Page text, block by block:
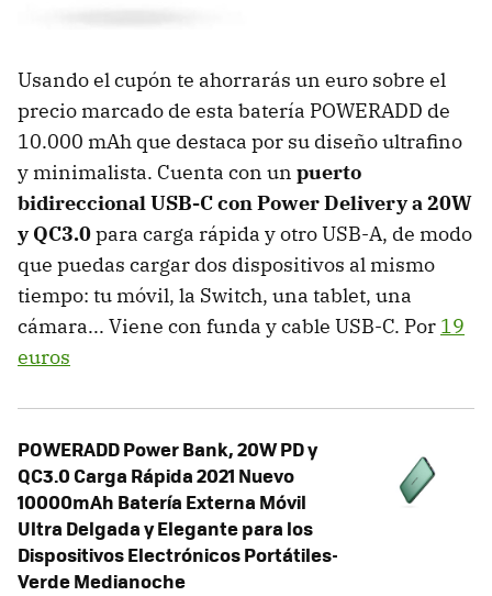
Usando el cupón te ahorrarás un euro sobre el
precio marcado de esta batería POWERADD de
10.000 mAh que destaca por su diseño ultrafino
y minimalista. Cuenta con un puerto
bidireccional USB-C con Power Delivery a 20W
y QC3.0para carga rápida y otro USB-A, de modo
que puedas cargar dos dispositivos al mismo
tiempo: tu móvil, la Switch, una tablet, una
cámara... Viene con funda y cable USB-C. Por 19
euros
POWERADD Power Bank, 20W PD y
QC3.0 Carga Rápida 2021 Nuevo
10000mAh Batería Externa Móvil
Ultra Delgada y Elegante para los
Dispositivos Electrónicos Portátiles-
Verde Medianoche